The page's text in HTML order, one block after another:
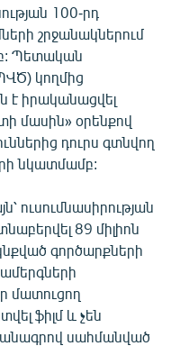
100-րդ
շրջանակներում
Պետական
կողմից
է իրականացվել
մասին» օրենքով
դուրս գտնվող
նկատմամբ:
ուսումնասիրության
89 միլիոն
գործարքների
մատուցող
ֆիլմ և չեն
սահմանված